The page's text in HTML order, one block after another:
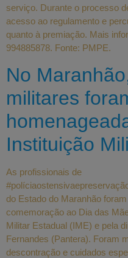
serviço. Durante o processo
acesso ao regulamento e
quanto à premiação. Mais
994885878. Fonte: PMPE.
No
militares
Instituição
As profissionais de
do Estado do Maranhão
comemoração ao Dia das
Militar Estadual (IME) e pela
Fernandes (Pantera). Foram
descontração e cuidados